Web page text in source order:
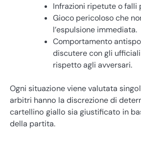
Infrazioni ripetute o falli
Gioco pericoloso che
l’espulsione immediata.
Comportamento
discutere con gli
rispetto agli avversari.
Ogni situazione viene valutata
arbitri hanno la discrezione di
cartellino giallo sia giustificato in
della partita.